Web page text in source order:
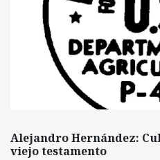
Alejandro Hernández:
viejo testamento